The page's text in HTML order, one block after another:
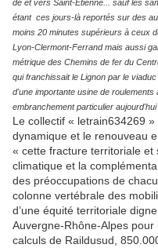
de et vers Saint-Etienne... sauf les
étant ces jours-là reportés sur des
moins 20 minutes supérieurs à ceux
Lyon-Clermont-Ferrand mais aussi
métrique des Chemins de fer du
qui franchissait le Lignon par le
d'une importante usine de roulements
embranchement particulier
Le collectif « letrain634269
dynamique et le renouveau
« cette fracture territoriale et
climatique et la
des préoccupations de
colonne vertébrale des
d’une équité territoriale
Auvergne-Rhône-Alpes pour
calculs de Raildusud,